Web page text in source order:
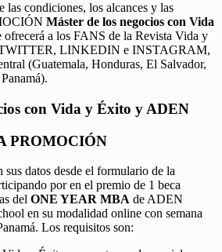
las condiciones, los alcances y las
Máster de los negocios con Vida
ofrecerá a los FANS de la Revista Vida y
LINKEDIN e INSTAGRAM,
(Guatemala, Honduras, El Salvador,
con Vida y Éxito y ADEN
PROMOCIÓN
sus datos desde el formulario de la
por en el premio de 1 beca
del ONE YEAR MBA de ADEN
en su modalidad online con semana
Los requisitos son: